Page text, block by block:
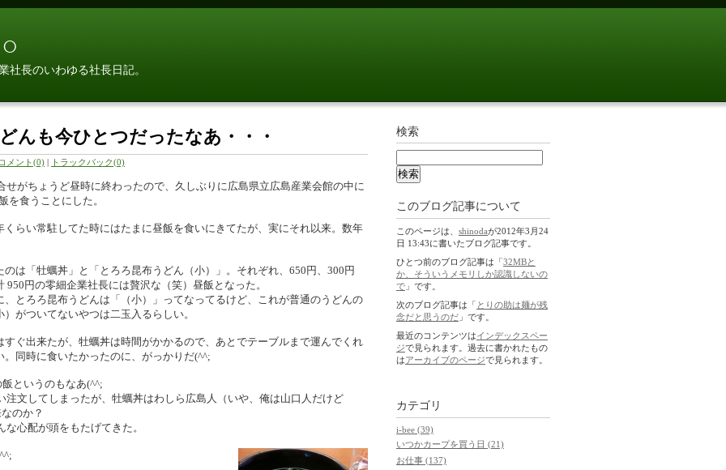
社長のいわゆる社長日記。
んも今ひとつだったなあ・・・
メント(0) | トラックバック(0)
がちょうど昼時に終わったので、久しぶりに広島県立広島産業会館の中に
を食うことにした。
くらい常駐してた時にはたまに昼飯を食いにきてたが、実にそれ以来。数年
のは「牡蠣丼」と「とろろ昆布うどん（小）」。それぞれ、650円、300円
950円の零細企業社長には贅沢な（笑）昼飯となった。
、とろろ昆布うどんは「（小）」ってなってるけど、これが普通のうどんの
）がついてないやつは二玉入るらしい。
すぐ出来たが、牡蠣丼は時間がかかるので、あとでテーブルまで運んでくれ
。同時に食いたかったのに、がっかりだ(^^;
というのもなあ(^^;
注文してしまったが、牡蠣丼はわしら広島人（いや、俺は山口人だけど
のか？
心配が頭をもたげてきた。
検索
このブログ記事について
このページは、 shinodaが2012年3月24
日 13:43に書いたブログ記事です。
ひとつ前のブログ記事は「32MBと
か、そういうメモリしか認識しないの
で 」です。
次のブログ記事は「 とりの助は麺が残
念だと思うのだ 」です。
最近のコンテンツはインデックスペー
ジで見られます。過去に書かれたもの
はアーカイブのページで見られます。
カテゴリ
i-bee (39)
いつかカープを買う日 (21)
お仕事 (137)